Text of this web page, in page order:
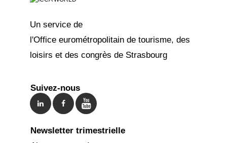
Un service de
l'Office eurométropolitain de tourisme, des
loisirs et des congrès de Strasbourg
Suivez-nous
Newsletter trimestrielle